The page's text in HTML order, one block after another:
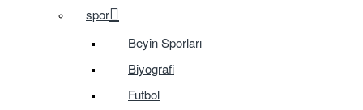
spor
Beyin Sporları
Biyografi
Futbol